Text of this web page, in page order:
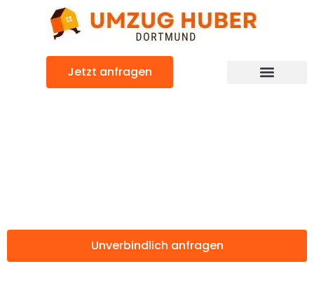
Jetzt anfragen
Unverbindlich anfragen